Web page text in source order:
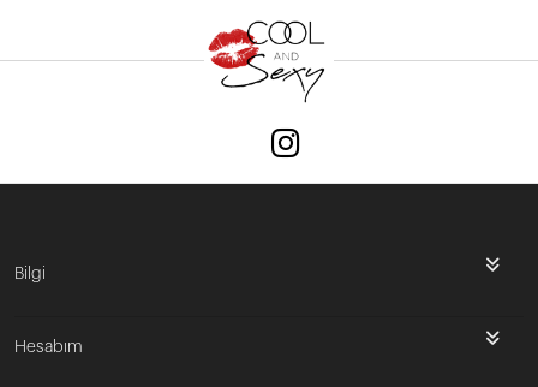
Bilgi
Hesabım